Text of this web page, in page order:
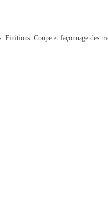
Finitions. Coupe et façonnage des